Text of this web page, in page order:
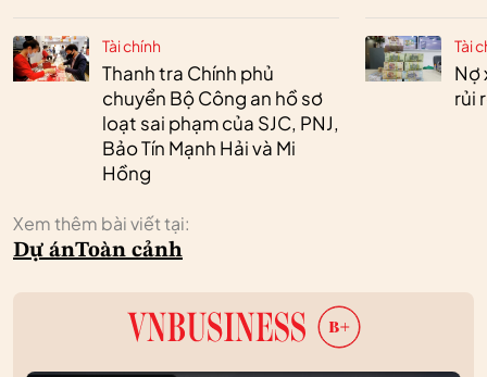
Tài chính
Thanh tra Chính phủ
chuyển Bộ Công an hồ sơ
loạt sai phạm của SJC, PNJ,
Bảo Tín Mạnh Hải và Mi
Hồng
Tài
Nợ
rủi
Xem thêm bài viết tại:
Dự ánToàn cảnh